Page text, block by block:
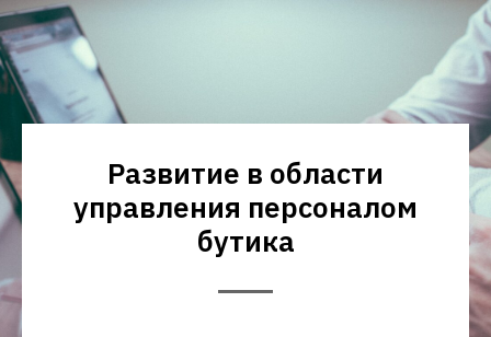
Развитие в области
управления персоналом
бутика